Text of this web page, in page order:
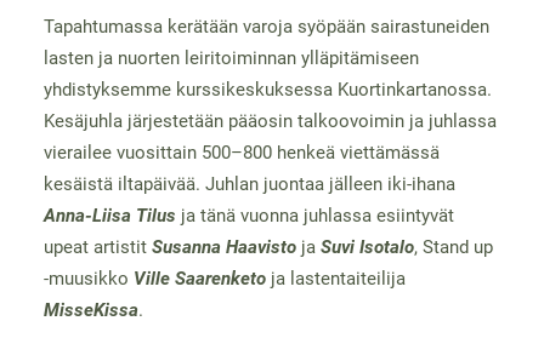
Tapahtumassa kerätään varoja syöpään sairastuneiden
lasten ja nuorten leiritoiminnan ylläpitämiseen
yhdistyksemme kurssikeskuksessa Kuortinkartanossa.
Kesäjuhla järjestetään pääosin talkoovoimin ja juhlassa
vierailee vuosittain 500–800 henkeä viettämässä
kesäistä iltapäivää. Juhlan juontaa jälleen iki-ihana
Anna-Liisa Tilus ja tänä vuonna juhlassa esiintyvät
upeat artistit Susanna Haavistoja Suvi Isotalo, Stand up
-muusikko Ville Saarenketoja lastentaiteilija
MisseKissa.